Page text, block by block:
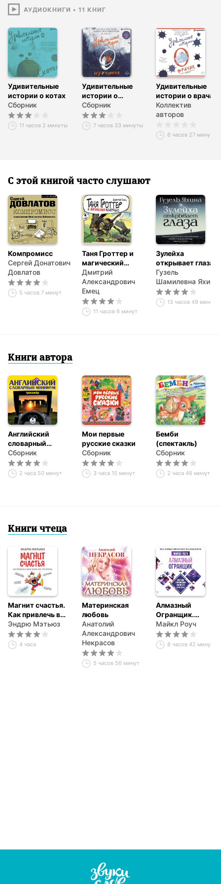
АУДИОКНИГИ • 11 КНИГ
Удивительные
истории о котах
Сборник
11 часов 2 минуты
Удивительные
истории о
мужчинах
Сборник
7 часов 33 минуты
Удивительные
истории о врачах
Коллектив
авторов
6 часов 27 минут
С этой книгой часто слушают
Компромисс
Сергей Донатович
Довлатов
5 часов 7 минут
Таня Гроттер и
магический
контрабас
Дмитрий
Александрович
Емец
11 часов 6 минут
Зулейха
открывает глаза
Гузель
Шамилевна Яхина
13 часов 49 минут
Книги автора
Английский
словарный
минимум.
Тренажёр
Сборник
2 часа 50 минут
Мои первые
русские сказки
Сборник
3 часа 15 минут
Бемби
(спектакль)
Сборник
2 часа 46 минут
Книги чтеца
Магнит счастья.
Как привлечь в
свою жизнь все,
что хочешь
Эндрю Мэтьюз
4 часа
Материнская
любовь
Анатолий
Александрович
Некрасов
5 часов 56 минут
Алмазный
Огранщик.
Система
управления
бизнесом и
жизнью
Майкл Роуч
8 часов 42 минуты